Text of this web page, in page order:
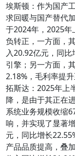
埃斯顿：作为国产
求回暖与国产替代
于2024年，2025年
负转正，一方面，
入20.92亿元，同
引擎；另一方面，
2.18%，毛利率提
拓斯达：2025年上
降，是由于其正在
系统业务规模收缩
响，并实现了显著
元，同比增长
产品品质提高，叠